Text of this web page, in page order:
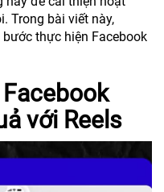
Trong bài viết này,
thực hiện Facebook
với Reels